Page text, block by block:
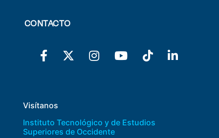
CONTACTO
Visítanos
Instituto Tecnológico y de Estudios
Superiores de Occidente